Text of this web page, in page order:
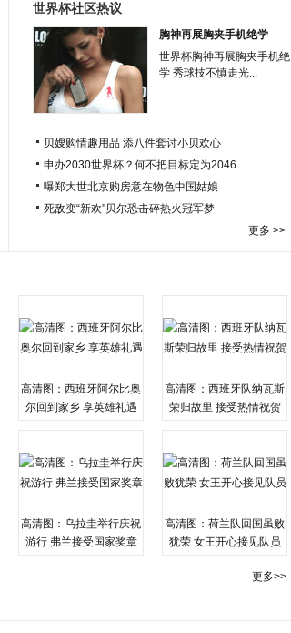
世界杯社区热议
胸神再展胸夹手机绝学
世界杯胸神再展胸夹手机绝
学 秀球技不慎走光...
贝嫂购情趣用品 添八件套讨小贝欢心
申办2030世界杯？何不把目标定为2046
曝郑大世北京购房意在物色中国姑娘
死敌变“新欢”贝尔恐击碎热火冠军梦
更多 >>
高清图：西班牙阿尔比奥
尔回到家乡 享英雄礼遇
高清图：西班牙队纳瓦斯
荣归故里 接受热情祝贺
高清图：乌拉圭举行庆祝
游行 弗兰接受国家奖章
高清图：荷兰队回国虽败
犹荣 女王开心接见队员
更多>>